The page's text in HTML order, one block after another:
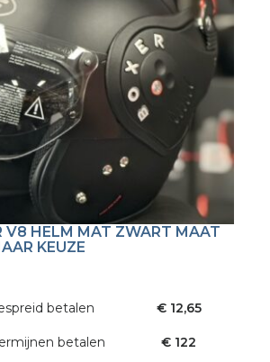
V8 HELM MAT ZWART MAAT
KEUZE
betalen € 12,65
betalen
€ 122